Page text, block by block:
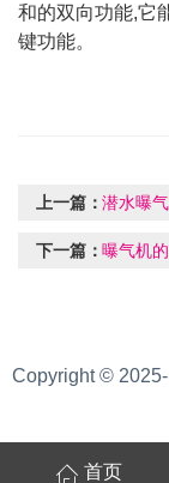
和的双向功能,它
键功能。
上一篇：潜水曝
下一篇：曝气机
Copyright © 2025-
首页